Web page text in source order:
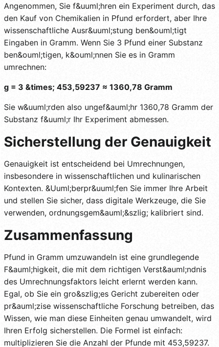
Angenommen, Sie f&uuml;hren ein Experiment durch, das
den Kauf von Chemikalien in Pfund erfordert, aber Ihre
wissenschaftliche Ausr&uuml;stung ben&ouml;tigt
Eingaben in Gramm. Wenn Sie 3 Pfund einer Substanz
ben&ouml;tigen, k&ouml;nnen Sie es in Gramm
umrechnen:
g = 3 &times; 453,59237 ≈ 1360,78 Gramm
Sie w&uuml;rden also ungef&auml;hr 1360,78 Gramm der
Substanz f&uuml;r Ihr Experiment abmessen.
Sicherstellung der Genauigkeit
Genauigkeit ist entscheidend bei Umrechnungen,
insbesondere in wissenschaftlichen und kulinarischen
Kontexten. &Uuml;berpr&uuml;fen Sie immer Ihre Arbeit
und stellen Sie sicher, dass digitale Werkzeuge, die Sie
verwenden, ordnungsgem&auml;&szlig; kalibriert sind.
Zusammenfassung
Pfund in Gramm umzuwandeln ist eine grundlegende
F&auml;higkeit, die mit dem richtigen Verst&auml;ndnis
des Umrechnungsfaktors leicht erlernt werden kann.
Egal, ob Sie ein gro&szlig;es Gericht zubereiten oder
pr&auml;zise wissenschaftliche Forschung betreiben, das
Wissen, wie man diese Einheiten genau umwandelt, wird
Ihren Erfolg sicherstellen. Die Formel ist einfach:
multiplizieren Sie die Anzahl der Pfunde mit 453,59237.